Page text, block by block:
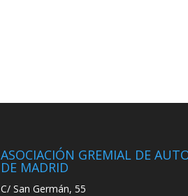
ASOCIACIÓN GREMIAL DE
DE MADRID
C/ San Germán, 55